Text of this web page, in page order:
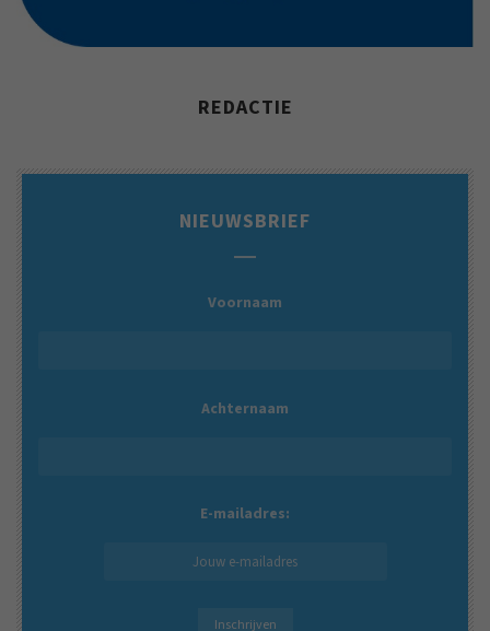
REDACTIE
NIEUWSBRIEF
Voornaam
Achternaam
E-mailadres: